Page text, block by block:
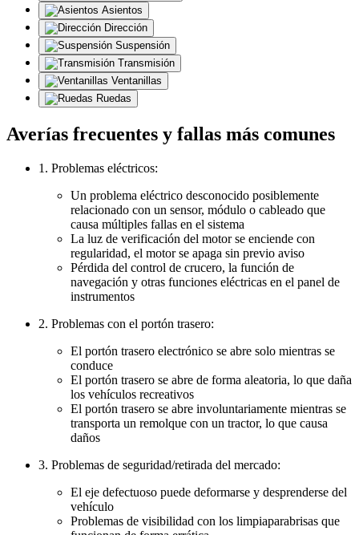
Asientos
Dirección
Suspensión
Transmisión
Ventanillas
Ruedas
Averías frecuentes y fallas más comunes
1. Problemas eléctricos:
Un problema eléctrico desconocido posiblemente
relacionado con un sensor, módulo o cableado que
causa múltiples fallas en el sistema
La luz de verificación del motor se enciende con
regularidad, el motor se apaga sin previo aviso
Pérdida del control de crucero, la función de
navegación y otras funciones eléctricas en el panel de
instrumentos
2. Problemas con el portón trasero:
El portón trasero electrónico se abre solo mientras se
conduce
El portón trasero se abre de forma aleatoria, lo que daña
los vehículos recreativos
El portón trasero se abre involuntariamente mientras se
transporta un remolque con un tractor, lo que causa
daños
3. Problemas de seguridad/retirada del mercado:
El eje defectuoso puede deformarse y desprenderse del
vehículo
Problemas de visibilidad con los limpiaparabrisas que